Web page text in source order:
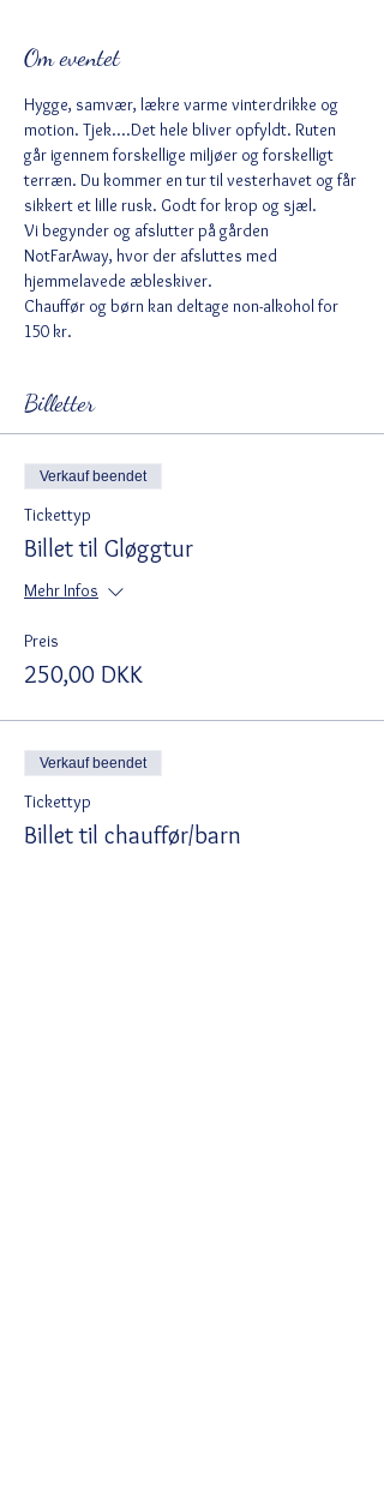
Om eventet
Hygge, samvær, lækre varme vinterdrikke og
motion. Tjek....Det hele bliver opfyldt. Ruten
går igennem forskellige miljøer og forskelligt
terræn. Du kommer en tur til vesterhavet og får
sikkert et lille rusk. Godt for krop og sjæl.
Vi begynder og afslutter på gården
NotFarAway, hvor der afsluttes med
hjemmelavede æbleskiver.
Chauffør og børn kan deltage non-alkohol for
150 kr.
Billetter
Verkauf beendet
Tickettyp
Billet til Gløggtur
Mehr Infos
Preis
250,00 DKK
Verkauf beendet
Tickettyp
Billet til chauffør/barn